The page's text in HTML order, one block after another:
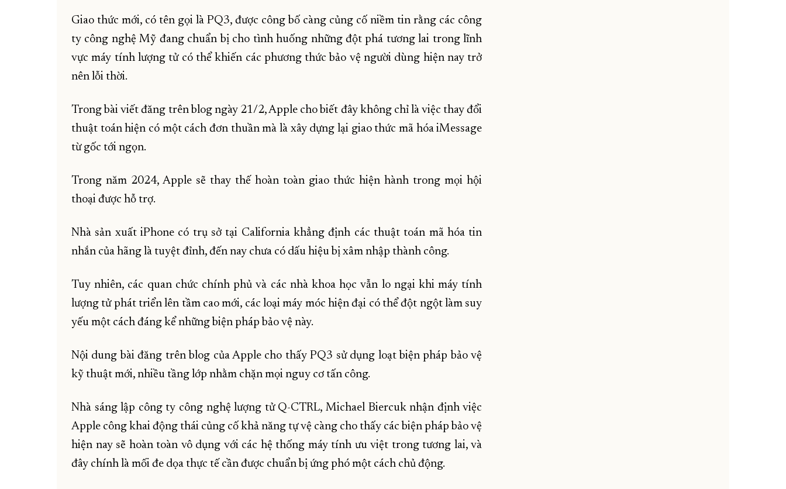
Giao thức mới, có tên gọi là PQ3, được công bố càng củng cố niềm tin rằng các công
ty công nghệ Mỹ đang chuẩn bị cho tình huống những đột phá tương lai trong lĩnh
vực máy tính lượng tử có thể khiến các phương thức bảo vệ người dùng hiện nay trở
nên lỗi thời.
Trong bài viết đăng trên blog ngày 21/2, Apple cho biết đây không chỉ là việc thay đổi
thuật toán hiện có một cách đơn thuần mà là xây dựng lại giao thức mã hóa iMessage
từ gốc tới ngọn.
Trong năm 2024, Apple sẽ thay thế hoàn toàn giao thức hiện hành trong mọi hội
thoại được hỗ trợ.
Nhà sản xuất iPhone có trụ sở tại California khẳng định các thuật toán mã hóa tin
nhắn của hãng là tuyệt đỉnh, đến nay chưa có dấu hiệu bị xâm nhập thành công.
Tuy nhiên, các quan chức chính phủ và các nhà khoa học vẫn lo ngại khi máy tính
lượng tử phát triển lên tầm cao mới, các loại máy móc hiện đại có thể đột ngột làm suy
yếu một cách đáng kể những biện pháp bảo vệ này.
Nội dung bài đăng trên blog của Apple cho thấy PQ3 sử dụng loạt biện pháp bảo vệ
kỹ thuật mới, nhiều tầng lớp nhằm chặn mọi nguy cơ tấn công.
Nhà sáng lập công ty công nghệ lượng tử Q-CTRL, Michael Biercuk nhận định việc
Apple công khai động thái củng cố khả năng tự vệ càng cho thấy các biện pháp bảo vệ
hiện nay sẽ hoàn toàn vô dụng với các hệ thống máy tính ưu việt trong tương lai, và
đây chính là mối đe dọa thực tế cần được chuẩn bị ứng phó một cách chủ động.